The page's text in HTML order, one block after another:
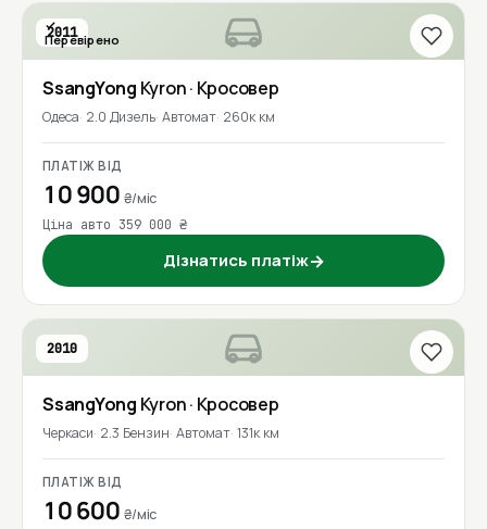
2011
Перевірено
SsangYong Kyron· Кросовер
Одеса 2.0 Дизель Автомат 260к км
ПЛАТІЖ ВІД
10 900 ₴/міс
Ціна авто 359 000 ₴
Дізнатись платіж→
2010
SsangYong Kyron· Кросовер
Черкаси 2.3 Бензин Автомат 131к км
ПЛАТІЖ ВІД
10 600 ₴/міс